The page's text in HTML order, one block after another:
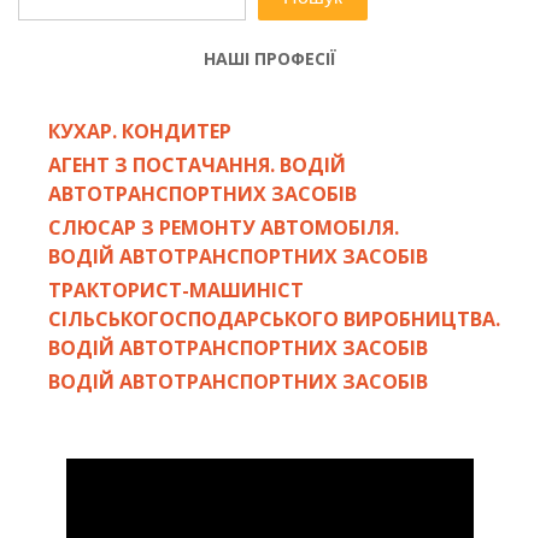
НАШІ ПРОФЕСІЇ
КУХАР. КОНДИТЕР
АГЕНТ З ПОСТАЧАННЯ. ВОДІЙ
АВТОТРАНСПОРТНИХ ЗАСОБІВ
СЛЮСАР З РЕМОНТУ АВТОМОБІЛЯ.
ВОДІЙ АВТОТРАНСПОРТНИХ ЗАСОБІВ
ТРАКТОРИСТ-МАШИНІСТ
СІЛЬСЬКОГОСПОДАРСЬКОГО ВИРОБНИЦТВА.
ВОДІЙ АВТОТРАНСПОРТНИХ ЗАСОБІВ
ВОДІЙ АВТОТРАНСПОРТНИХ ЗАСОБІВ